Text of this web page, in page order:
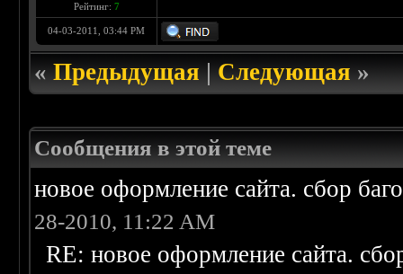
Рейтинг: 7
04-03-2011, 03:44 PM
«Предыдущая|Следующая»
Сообщения в этой теме
новое оформление сайта. сбор
28-2010, 11:22 AM
RE: новое оформление сайта.